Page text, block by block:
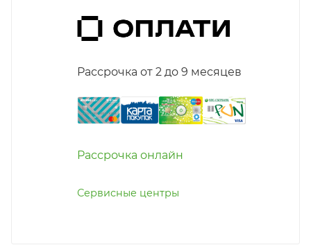
Рассрочка от 2 до 9 месяцев
Рассрочка онлайн
Сервисные центры